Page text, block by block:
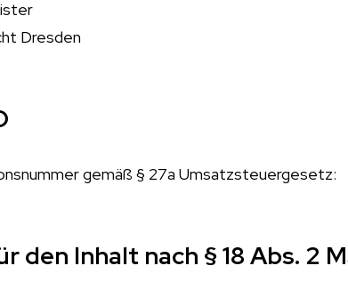
Dresden
gemäß § 27a Umsatzsteuergesetz:
den Inhalt nach § 18 Abs. 2